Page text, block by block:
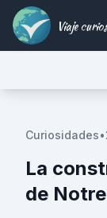
Viaje
Curiosidades•
La
de